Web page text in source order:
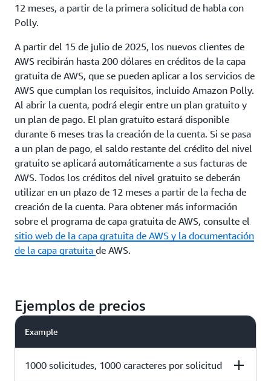
12 meses, a partir de la primera solicitud de habla con
Polly.
A partir del 15 de julio de 2025, los nuevos clientes de
AWS recibirán hasta 200 dólares en créditos de la capa
gratuita de AWS, que se pueden aplicar a los servicios de
AWS que cumplan los requisitos, incluido Amazon Polly.
Al abrir la cuenta, podrá elegir entre un plan gratuito y
un plan de pago. El plan gratuito estará disponible
durante 6 meses tras la creación de la cuenta. Si se pasa
a un plan de pago, el saldo restante del crédito del nivel
gratuito se aplicará automáticamente a sus facturas de
AWS. Todos los créditos del nivel gratuito se deberán
utilizar en un plazo de 12 meses a partir de la fecha de
creación de la cuenta. Para obtener más información
sobre el programa de capa gratuita de AWS, consulte el
sitio web de la capa gratuita de AWS y la documentación
de la capa gratuita de AWS.
Ejemplos de precios
Example
1000 solicitudes, 1000 caracteres por solicitud